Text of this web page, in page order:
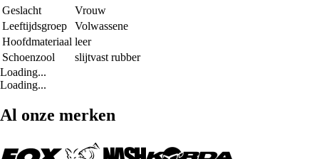
Geslacht
Vrouw
Leeftijdsgroep
Volwassene
Hoofdmateriaal leer
Schoenzool
slijtvast rubber
Loading...
Loading...
Al onze merken